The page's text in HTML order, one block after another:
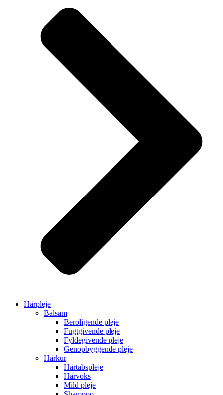
Hårpleje
Balsam
Beroligende pleje
Fugtgivende pleje
Fyldegivende pleje
Genopbyggende pleje
Hårkur
Hårtabspleje
Hårvoks
Mild pleje